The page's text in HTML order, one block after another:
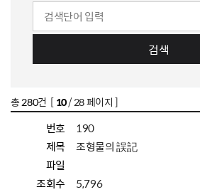
검색
총280건 [ 10/ 28 페이지 ]
번호
190
제목
조형물의 誤記
파일
조회수
5,796